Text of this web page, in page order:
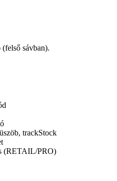
(felső sávban).
trackStock
(RETAIL/PRO)